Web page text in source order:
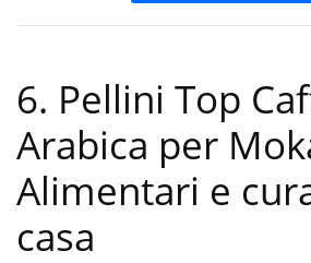
6. Pellini Top
Arabica per
Alimentari e
casa